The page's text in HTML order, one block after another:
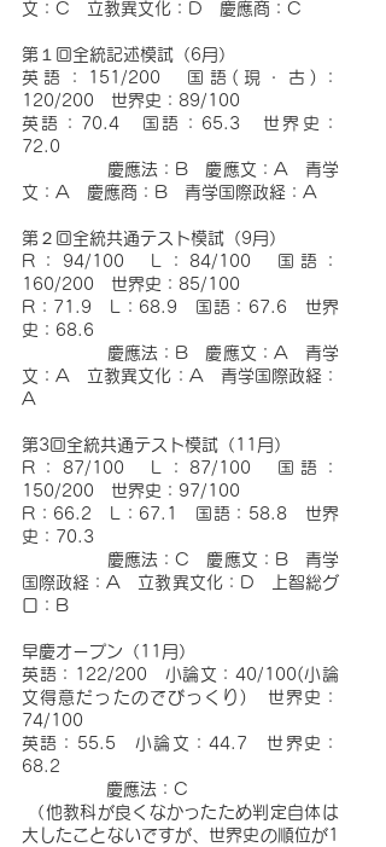
文：C　立教異文化：D　慶應商：C
第１回全統記述模試（6月）
英語：151/200　国語(現・古)：
120/200　世界史：89/100
英語：70.4　国語：65.3　世界史：
72.0
文：A　慶應商：B　青学国際政経：A
第２回全統共通テスト模試（9月）
R：94/100　L：84/100　国語：
160/200　世界史：85/100
R：71.9　L：68.9　国語：67.6　世界
史：68.6
文：A　立教異文化：A　青学国際政経：
A
第3回全統共通テスト模試（11月）
R：87/100　L：87/100　国語：
150/200　世界史：97/100
R：66.2　L：67.1　国語：58.8　世界
史：70.3
国際政経：A　立教異文化：D　上智総グ
ロ：B
早慶オープン（11月）
英語：122/200　小論文：40/100(小論
文得意だったのでびっくり)　世界史：
74/100
英語：55.5　小論文：44.7　世界史：
68.2
              慶應法：C
大したことないですが、世界史の順位が1